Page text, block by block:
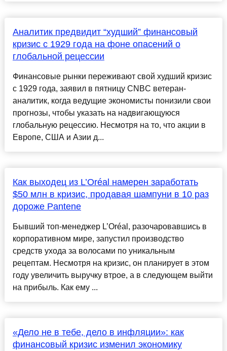
Аналитик предвидит “худший” финансовый
кризис с 1929 года на фоне опасений о
глобальной рецессии
Финансовые рынки переживают свой худший кризис
с 1929 года, заявил в пятницу CNBC ветеран-
аналитик, когда ведущие экономисты понизили свои
прогнозы, чтобы указать на надвигающуюся
глобальную рецессию. Несмотря на то, что акции в
Европе, США и Азии д...
Как выходец из L’Oréal намерен заработать
$50 млн в кризис, продавая шампуни в 10 раз
дороже Pantene
Бывший топ-менеджер L’Oréal, разочаровавшись в
корпоративном мире, запустил производство
средств ухода за волосами по уникальным
рецептам. Несмотря на кризис, он планирует в этом
году увеличить выручку втрое, а в следующем выйти
на прибыль. Как ему ...
«Дело не в тебе, дело в инфляции»: как
финансовый кризис изменил экономику